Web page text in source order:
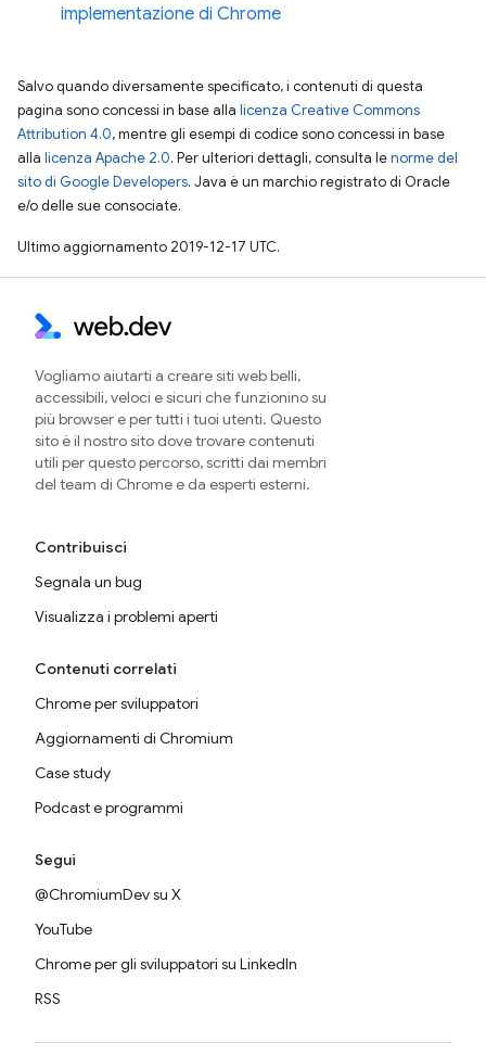
implementazione di Chrome
Salvo quando diversamente specificato, i contenuti di questa
pagina sono concessi in base alla licenza Creative Commons
Attribution 4.0, mentre gli esempi di codice sono concessi in base
alla licenza Apache 2.0. Per ulteriori dettagli, consulta lenorme del
sito di Google Developers. Java è un marchio registrato di Oracle
e/o delle sue consociate.
Ultimo aggiornamento 2019-12-17 UTC.
Vogliamo aiutarti a creare siti web belli,
accessibili, veloci e sicuri che funzionino su
più browser e per tutti i tuoi utenti. Questo
sito è il nostro sito dove trovare contenuti
utili per questo percorso, scritti dai membri
del team di Chrome e da esperti esterni.
Contribuisci
Segnala un bug
Visualizza i problemi aperti
Contenuti correlati
Chrome per sviluppatori
Aggiornamenti di Chromium
Case study
Podcast e programmi
Segui
@ChromiumDev su X
YouTube
Chrome per gli sviluppatori su LinkedIn
RSS